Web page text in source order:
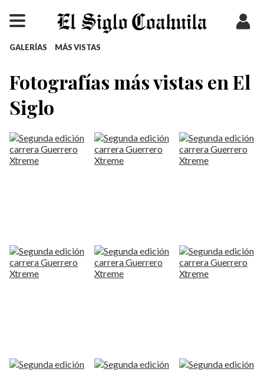
GALERÍAS MÁS VISTAS
Fotografías más vistas en El
Siglo